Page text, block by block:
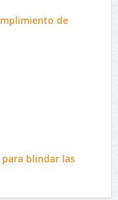
de
blindar las